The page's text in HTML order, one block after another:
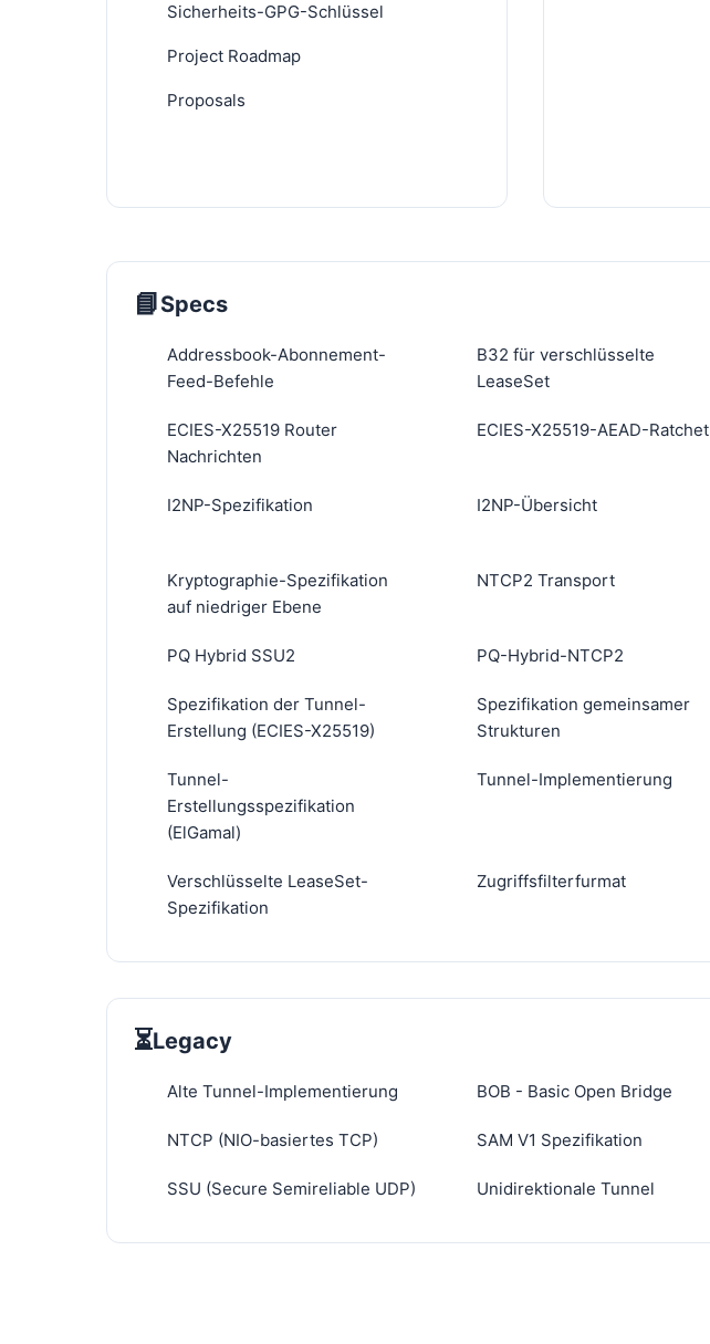
Sicherheits-GPG-Schlüssel
Project Roadmap
Proposals
📘Specs
Addressbook-Abonnement-
Feed-Befehle
B32 für verschlüsselte
LeaseSet
ECIES-X25519 Router
Nachrichten
ECIES-X25519-AEAD-Ratchet
I2NP-Spezifikation I2NP-Übersicht
Kryptographie-Spezifikation
auf niedriger Ebene
NTCP2 Transport
PQ Hybrid SSU2 PQ-Hybrid-NTCP2
Spezifikation der Tunnel-
Erstellung (ECIES-X25519)
Spezifikation gemeinsamer
Strukturen
Tunnel-
Erstellungsspezifikation
(ElGamal)
Tunnel-Implementierung
Verschlüsselte LeaseSet-
Spezifikation
Zugriffsfilterfurmat
⏳Legacy
Alte Tunnel-Implementierung BOB - Basic Open Bridge
NTCP (NIO-basiertes TCP) SAM V1 Spezifikation
SSU (Secure Semireliable UDP) Unidirektionale Tunnel